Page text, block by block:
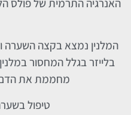
האנרגיה התרמית של פולס
המלנין נמצא בקצה השערה
בלייזר בגלל המחסור
מחממת את הדם
טיפול בשערה הפוכה מביא